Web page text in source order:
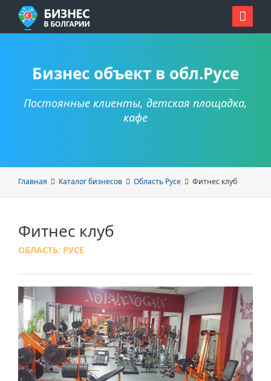
Бизнес объект в обл.Русе
Постоянные клиенты, детская площадка,
кафе
Главная Каталог бизнесов Область Русе Фитнес клуб
Фитнес клуб
ОБЛАСТЬ: РУСЕ